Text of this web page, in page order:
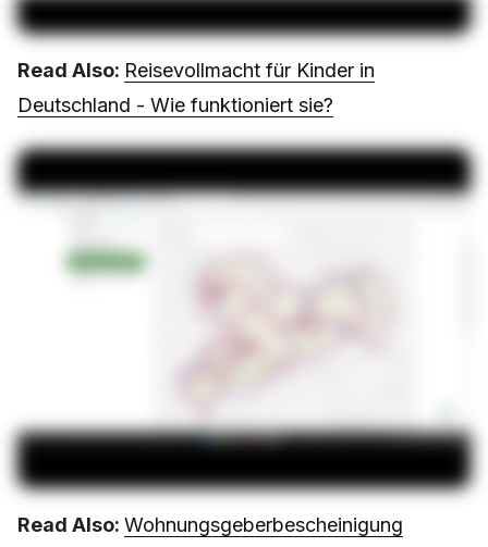
Read Also: Reisevollmacht für Kinder in
Deutschland - Wie funktioniert sie?
Read Also: Wohnungsgeberbescheinigung